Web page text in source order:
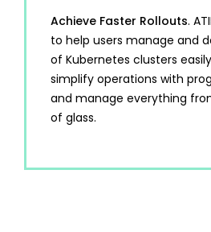
Achieve Faster Rollouts.
to help users manage and
of Kubernetes clusters
simplify operations with
and manage everything
of glass.